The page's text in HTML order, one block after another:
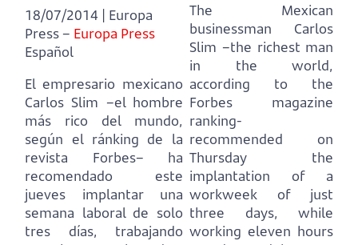
18/07/2014 | Europa
Press – Europa Press
Español
El empresario mexicano
Carlos Slim –el hombre
más rico del mundo,
según el ránking de la
revista Forbes–
ha
recomendado este
jueves implantar una
semana laboral de solo
tres días,
trabajando
The Mexican
businessman Carlos
Slim –the richest man
in the world,
according to the
Forbes magazine
ranking-
recommended on
Thursday the
implantation of a
workweek of just
three days,
while
working eleven hours